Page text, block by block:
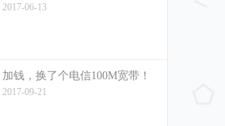
2017-06-13
加钱，换了个电信100M宽带！
2017-09-21